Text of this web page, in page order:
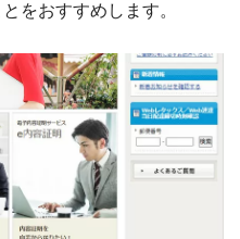
をおすすめします。